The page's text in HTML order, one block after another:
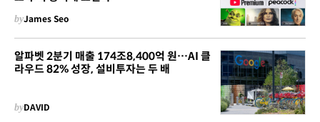
byJames Seo
알파벳 2분기 매출 174조8,400억 원…AI 클
라우드 82% 성장, 설비투자는 두 배
byDAVID